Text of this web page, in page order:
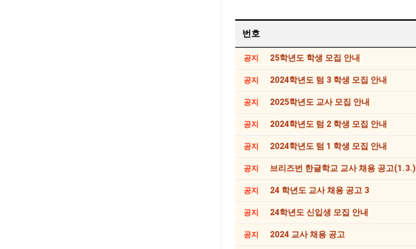
번호
공지 25학년도 학생 모집 안내
공지 2024학년도 텀 3 학생 모집 안내
공지 2025학년도 교사 모집 안내
공지 2024학년도 텀 2 학생 모집 안내
공지 2024학년도 텀 1 학생 모집 안내
공지 브리즈번 한글학교 교사 채용 공고(1.3.)
공지 24 학년도 교사 채용 공고 3
공지 24학년도 신입생 모집 안내
공지 2024 교사 채용 공고